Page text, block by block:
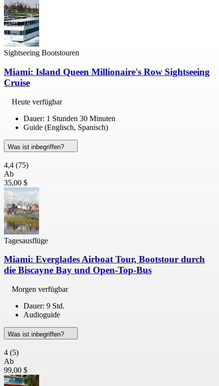
Sightseeing Bootstouren
Miami: Island Queen Millionaire's Row Sightseeing
Cruise
Heute verfügbar
Dauer: 1 Stunden 30 Minuten
Guide (Englisch, Spanisch)
Was ist inbegriffen?
4,4 (75)
Ab
35,00 $
Tagesausflüge
Miami: Everglades Airboat Tour, Bootstour durch
die Biscayne Bay und Open-Top-Bus
Morgen verfügbar
Dauer: 9 Std.
Audioguide
Was ist inbegriffen?
4 (5)
Ab
99,00 $